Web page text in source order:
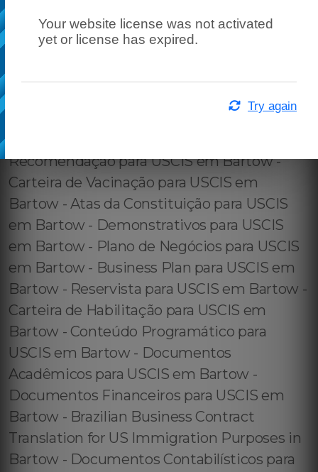
Your website license was not activated
yet or license has expired.
Try again